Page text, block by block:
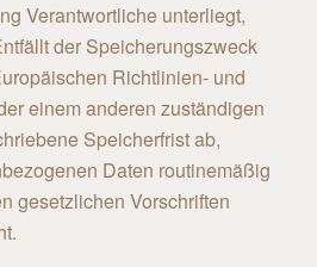
Verantwortliche unterliegt,
der Speicherungszweck
Richtlinien- und
einem anderen zuständigen
Speicherfrist ab,
Daten routinemäßig
gesetzlichen Vorschriften